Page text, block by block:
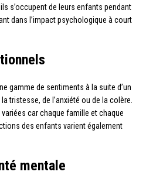
s’occupent de leurs enfants pendant
dans l’impact psychologique à court
gamme de sentiments à la suite d’un
tristesse, de l’anxiété ou de la colère.
car chaque famille et chaque
des enfants varient également
mentale